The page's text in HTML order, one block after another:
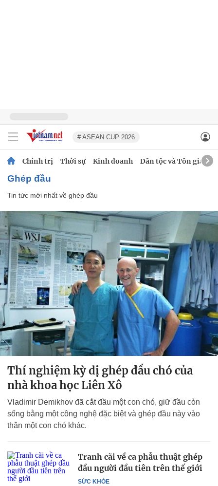
# ASEAN CUP 2026
Chính trị Thời sự Kinh doanh Dân tộc và Tôn giáo
ghép đầu
Tin tức mới nhất về ghép đầu
Thí nghiệm kỳ dị ghép đầu chó của
nhà khoa học Liên Xô
Vladimir Demikhov đã cắt đầu một con chó, giữ đầu còn
sống bằng một công nghệ đặc biệt và ghép đầu này vào
thân một con chó khác.
SỨC KHỎE
Tranh cãi về ca phẫu thuật ghép
đầu người đầu tiên trên thế giới